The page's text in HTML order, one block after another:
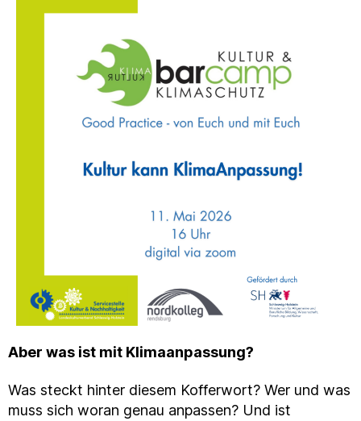
Aber was ist mit Klimaanpassung?
Was steckt hinter diesem Kofferwort? Wer und was
muss sich woran genau anpassen? Und ist